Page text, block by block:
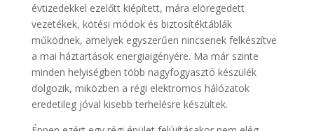
évtizedekkel ezelőtt kiépített, mára elöregedett
vezetékek, kötési módok és biztosítéktáblák
működnek, amelyek egyszerűen nincsenek felkészítve
a mai háztartások energiaigényére. Ma már szinte
minden helyiségben több nagyfogyasztó készülék
dolgozik, miközben a régi elektromos hálózatok
eredetileg jóval kisebb terhelésre készültek.